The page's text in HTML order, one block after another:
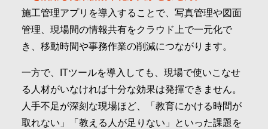
施工管理アプリを導入することで、写真管理や図面
管理、現場間の情報共有をクラウド上で一元化で
き、移動時間や事務作業の削減につながります。
一方で、ITツールを導入しても、現場で使いこなせ
る人材がいなければ十分な効果は発揮できません。
人手不足が深刻な現場ほど、「教育にかける時間が
取れない」「教える人が足りない」といった課題を